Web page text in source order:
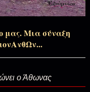
μας. Μια σύναξη
ο Άθωνας